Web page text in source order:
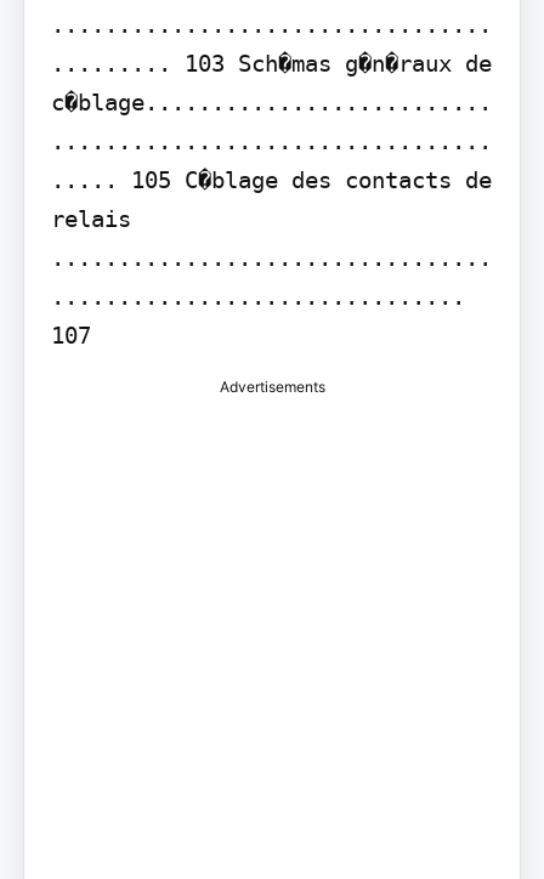
.................................
......... 103 Sch�mas g�n�raux de
c�blage..........................
.................................
..... 105 C�blage des contacts de
relais
.................................
...............................
107
Advertisements